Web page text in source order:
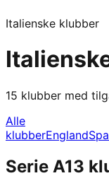
Italienske klubber
15 klubber med
Alle
klubberEngland
Serie A13